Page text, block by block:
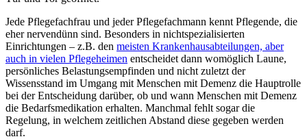
Jede Pflegefachfrau und jeder Pflegefachmann kennt Pflegende, die
eher nervendünn sind. Besonders in nichtspezialisierten
Einrichtungen – z.B. den meisten Krankenhausabteilungen, aber
auch in vielen Pflegeheimen entscheidet dann womöglich Laune,
persönliches Belastungsempfinden und nicht zuletzt der
Wissensstand im Umgang mit Menschen mit Demenz die Hauptrolle
bei der Entscheidung darüber, ob und wann Menschen mit Demenz
die Bedarfsmedikation erhalten. Manchmal fehlt sogar die
Regelung, in welchem zeitlichen Abstand diese gegeben werden
darf.